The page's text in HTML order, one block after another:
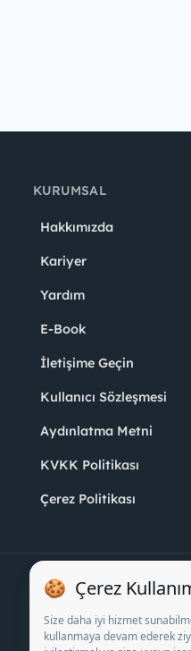
KURUMSAL
Hakkımızda
Kariyer
Yardım
E-Book
İletişime Geçin
Kullanıcı Sözleşmesi
Aydınlatma Metni
KVKK Politikası
Çerez Politikası